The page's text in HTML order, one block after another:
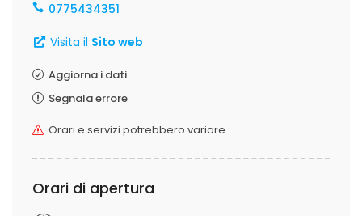
0775434351
Visita il Sito web
Aggiorna i dati
Segnala errore
Orari e servizi potrebbero variare
Orari di apertura